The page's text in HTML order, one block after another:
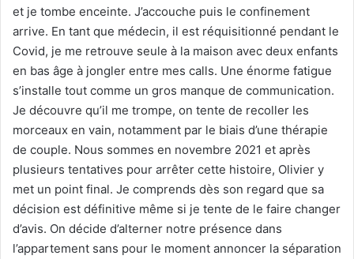
et je tombe enceinte. J’accouche puis le confinement
arrive. En tant que médecin, il est réquisitionné pendant le
Covid, je me retrouve seule à la maison avec deux enfants
en bas âge à jongler entre mes calls. Une énorme fatigue
s’installe tout comme un gros manque de communication.
Je découvre qu’il me trompe, on tente de recoller les
morceaux en vain, notamment par le biais d’une thérapie
de couple. Nous sommes en novembre 2021 et après
plusieurs tentatives pour arrêter cette histoire, Olivier y
met un point final. Je comprends dès son regard que sa
décision est définitive même si je tente de le faire changer
d’avis. On décide d’alterner notre présence dans
l’appartement sans pour le moment annoncer la séparation